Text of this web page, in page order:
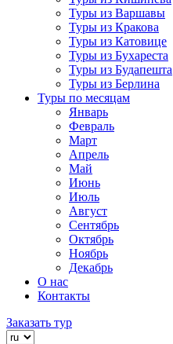
Туры из Варшавы
Туры из Кракова
Туры из Катовице
Туры из Бухареста
Туры из Будапешта
Туры из Берлина
Туры по месяцам
Январь
Февраль
Март
Апрель
Май
Июнь
Июль
Август
Сентябрь
Октябрь
Ноябрь
Декабрь
О нас
Контакты
Заказать тур